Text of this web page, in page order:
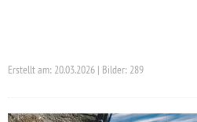
Erstellt am: 20.03.2026 | Bilder: 289